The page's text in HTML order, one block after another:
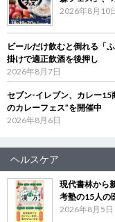
2026年8月10
ビールだけ飲むと倒れる「
掛けで適正飲酒を後押し
2026年8月7日
セブン‐イレブン、カレー
のカレーフェス”を開催中
2026年8月6日
ヘルスケア
現代書林から
考塾の15人の
2026年8月5日